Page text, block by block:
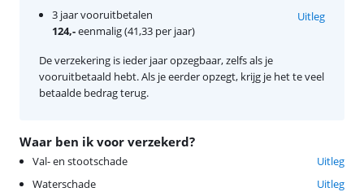
Waar ben ik voor verzekerd?
Val- en stootschade
Uitleg
Waterschade
Uitleg
3 jaar vooruitbetalen
124,-eenmalig (41,33 per jaar)
Uitleg
De verzekering is ieder jaar opzegbaar, zelfs als je
vooruitbetaald hebt. Als je eerder opzegt, krijg je het te veel
betaalde bedrag terug.